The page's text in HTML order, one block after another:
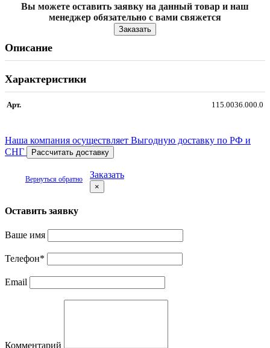
Вы можете оставить заявку на данный товар и наш
менеджер обязательно с вами свяжется
Заказать
Описание
Характеристики
Арт. 115.0036.000.0
Наша компания осуществляет Выгодную доставку по РФ и
СНГ
Рассчитать доставку
Вернуться обратно Заказать
×
Оставить заявку
Ваше имя
Телефон*
Email
Комментарий